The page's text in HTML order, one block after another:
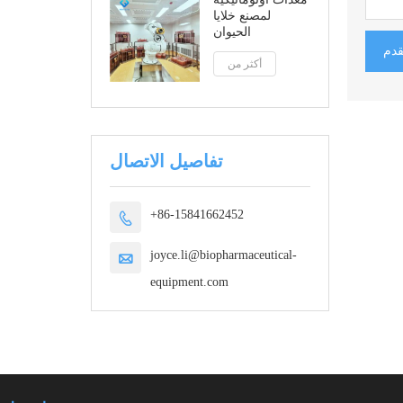
لمصنع خلايا
الحيوان
أكثر من
تفاصيل الاتصال
 +86-15841662452

joyce.li@biopharmaceutical-
equipment.com